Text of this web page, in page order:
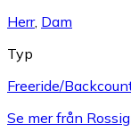
Herr, Dam
Typ
Freeride/
Se mer från